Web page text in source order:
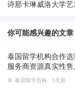
诗那卡琳威洛大学
你可能感兴趣的文章
泰国留学机构合作
服务商资源真实性
泰国留学百科 1天前